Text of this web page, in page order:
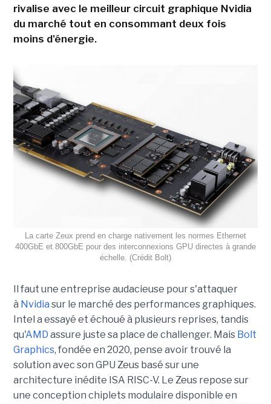
rivalise avec le meilleur circuit graphique Nvidia
du marché tout en consommant deux fois
moins d'énergie.
La carte Zeux prend en charge nativement les normes Ethernet
400GbE et 800GbE pour des interconnexions GPU directes à grande
échelle. (Crédit Bolt)
Il faut une entreprise audacieuse pour s'attaquer
à Nvidia sur le marché des performances graphiques.
Intel a essayé et échoué à plusieurs reprises, tandis
qu'AMD assure juste sa place de challenger. Mais Bolt
Graphics, fondée en 2020, pense avoir trouvé la
solution avec son GPU Zeus basé sur une
architecture inédite ISA RISC-V. Le Zeus repose sur
une conception chiplets modulaire disponible en